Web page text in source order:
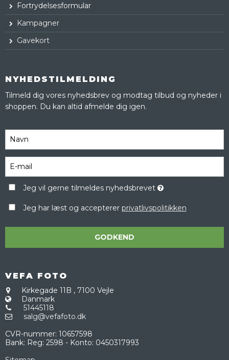
Fortrydelsesformular
Kampagner
Gavekort
NYHEDSTILMELDING
Tilmeld dig vores nyhedsbrev og modtag tilbud og nyheder i
shoppen. Du kan altid afmelde dig igen.
Jeg vil gerne tilmeldes nyhedsbrevet
Jeg har læst og accepterer privatlivspolitikken
GODKEND
VEFA FOTO
Kirkegade 11B , 7100 Vejle
Danmark
51445118
salg@vefafoto.dk
CVR-nummer: 10657598
Bank: Reg: 2598 - Konto: 0450317993